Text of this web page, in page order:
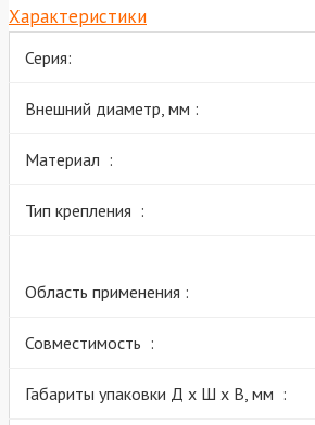
Характеристики
Серия:
Внешний диаметр, мм :
Материал :
Тип крепления :
Область применения :
Совместимость :
Габариты упаковки Д х Ш х В, мм :